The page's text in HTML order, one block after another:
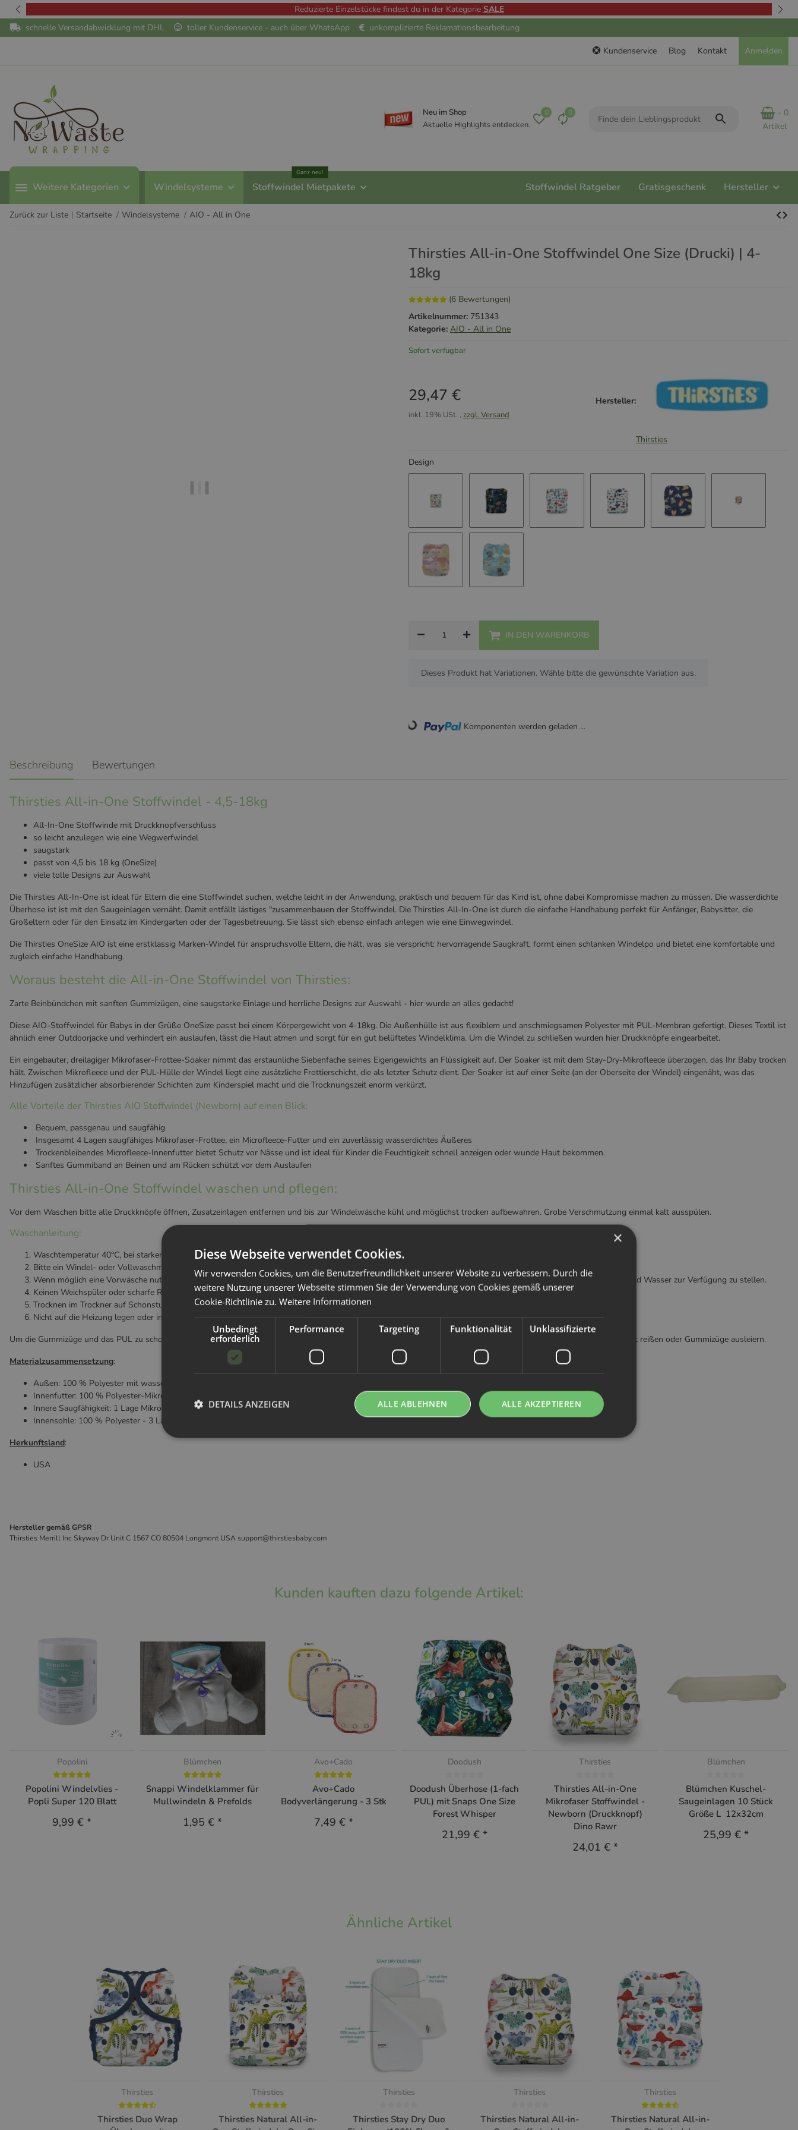
Reduzierte Einzelstücke findest du in der Kategorie SALE
schnelle Versandabwicklung mit DHL
toller Kundenservice - auch über WhatsApp unkomplizierte Reklamationsbearbeitung
Kundenservice Blog Kontakt Anmelden
Neu im Shop
Aktuelle Highlights entdecken.
0 0
- 0
Artikel
Weitere Kategorien Windelsysteme Stoffwindel Mietpakete
Ganz neu!
Stoffwindel Ratgeber Gratisgeschenk Hersteller
Zurück zur Liste Startseite Windelsysteme AIO - All in One
Thirsties All-in-One Stoffwindel One Size (Drucki) | 4-
18kg
(6 Bewertungen)
Artikelnummer: 751343
Kategorie: AIO - All in One
Sofort verfügbar
29,47 €
inkl. 19% USt. , zzgl. Versand
Hersteller:
Thirsties
Design
Dino Rawr Nightlife
IN DEN WARENKORB
x
Dieses Produkt hat Variationen. Wähle bitte die gewünschte Variation aus.
Loading... Komponenten werden geladen ...
Beschreibung Bewertungen
Thirsties All-in-One Stoffwindel - 4,5-18kg
All-In-One Stoffwinde mit Druckknopfverschluss
so leicht anzulegen wie eine Wegwerfwindel
saugstark
passt von 4,5 bis 18 kg (OneSize)
viele tolle Designs zur Auswahl
Die Thirsties All-In-One ist ideal für Eltern die eine Stoffwindel suchen, welche leicht in der Anwendung, praktisch und bequem für das Kind ist, ohne dabei Kompromisse machen zu müssen. Die wasserdichte
Überhose ist ist mit den Saugeinlagen vernäht. Damit entfällt lästiges "zusammenbauen der Stoffwindel. Die Thirsties All-In-One ist durch die einfache Handhabung perfekt für Anfänger, Babysitter, die
Großeltern oder für den Einsatz im Kindergarten oder der Tagesbetreuung. Sie lässt sich ebenso einfach anlegen wie eine Einwegwindel.
Die Thirsties OneSize AIO ist eine erstklassig Marken-Windel für anspruchsvolle Eltern, die hält, was sie verspricht: hervorragende Saugkraft, formt einen schlanken Windelpo und bietet eine komfortable und
zugleich einfache Handhabung.
Woraus besteht die All-in-One Stoffwindel von Thirsties:
Zarte Beinbündchen mit sanften Gummizügen, eine saugstarke Einlage und herrliche Designs zur Auswahl - hier wurde an alles gedacht!
Diese AIO-Stoffwindel für Babys in der Grüße OneSize passt bei einem Körpergewicht von 4-18kg. Die Außenhülle ist aus flexiblem und anschmiegsamen Polyester mit PUL-Membran gefertigt. Dieses Textil ist
ähnlich einer Outdoorjacke und verhindert ein auslaufen, lässt die Haut atmen und sorgt für ein gut belüftetes Windelklima. Um die Windel zu schließen wurden hier Druckknöpfe eingearbeitet.
Ein eingebauter, dreilagiger Mikrofaser-Frottee-Soaker nimmt das erstaunliche Siebenfache seines Eigengewichts an Flüssigkeit auf. Der Soaker ist mit dem Stay-Dry-Mikrofleece überzogen, das Ihr Baby trocken
hält. Zwischen Mikrofleece und der PUL-Hülle der Windel liegt eine zusätzliche Frottierschicht, die als letzter Schutz dient. Der Soaker ist auf einer Seite (an der Oberseite der Windel) eingenäht, was das
Hinzufügen zusätzlicher absorbierender Schichten zum Kinderspiel macht und die Trocknungszeit enorm verkürzt.
Alle Vorteile der Thirsties AIO Stoffwindel (Newborn) auf einen Blick:
Bequem, passgenau und saugfähig
Insgesamt 4 Lagen saugfähiges Mikrofaser-Frottee, ein Microfleece-Futter und ein zuverlässig wasserdichtes Äußeres
Trockenbleibendes Microfleece-Innenfutter bietet Schutz vor Nässe und ist ideal für Kinder die Feuchtigkeit schnell anzeigen oder wunde Haut bekommen.
Sanftes Gummiband an Beinen und am Rücken schützt vor dem Auslaufen
Thirsties All-in-One Stoffwindel waschen und pflegen:
Vor dem Waschen bitte alle Druckknöpfe öffnen, Zusatzeinlagen entfernen und bis zur Windelwäsche kühl und möglichst trocken aufbewahren. Grobe Verschmutzung einmal kalt ausspülen.
Waschanleitung:
Waschtemperatur 40°C, bei starker Verschmutzung 60°C
Bitte ein Windel- oder Vollwaschmittel in Pulverform verwenden
Wenn möglich eine Vorwäsche nutzen um groben Schmutz auszuschwemmen. Hauptwaschgang mit Wasser-PLUS Taste um den saugstarken Windeln ausreichend Wasser zur Verfügung zu stellen.
Keinen Weichspüler oder scharfe Reiniger nutzen. Das schädigt das Textil oder kann die PUL-Membran ablösen.
Trocknen im Trockner auf Schonstufe und niedriger Temperatur, besser auf der Leine trocknen.
Nicht auf die Heizung legen oder in die pralle Sonne hängen.
Um die Gummizüge und das PUL zu schonen sollten Stoffwindeln und PUL-Produkte nicht ausgewrungen werden. Durch das Überdehnen kann die wasserdichte Schicht reißen oder Gummizüge ausleiern.
Materialzusammensetzung:
Außen: 100 % Polyester mit wasserdichter Beschichtung
Innenfutter: 100 % Polyester-Mikrofleece
Innere Saugfähigkeit: 1 Lage Mikrofaser-Frottee
Innensohle: 100 % Polyester - 3 Lagen Mikrofaser-Frottee mit einer Lage Mikrofleece
Herkunftsland:
USA
Hersteller gemäß GPSR
Thirsties Merrill Inc Skyway Dr Unit C 1567 CO 80504 Longmont USA support@thirstiesbaby.com
Kunden kauften dazu folgende Artikel:
Popolini
Popolini Windelvlies -
Popli Super 120 Blatt
9,99 €*
Blümchen
Snappi Windelklammer für
Mullwindeln & Prefolds
1,95 €*
Avo+Cado
Avo+Cado
Bodyverlängerung - 3 Stk
7,49 € *
Doodush
Doodush Überhose (1-fach
PUL) mit Snaps One Size
Forest Whisper
21,99 € *
Thirsties
Thirsties All-in-One
Mikrofaser Stoffwindel -
Newborn (Druckknopf)
Dino Rawr
24,01 € *
Blümchen
Blümchen Kuschel-
Saugeinlagen 10 Stück
Größe L 12x32cm
25,99 €*
Ähnliche Artikel
Thirsties
Thirsties Duo Wrap
Thirsties
Thirsties Natural All-in-
Thirsties
Thirsties Stay Dry Duo
Thirsties
Thirsties Natural All-in-
Thirsties
Thirsties Natural All-in-
×
Diese Webseite verwendet Cookies.
Wir verwenden Cookies, um die Benutzerfreundlichkeit unserer Website zu verbessern. Durch die
weitere Nutzung unserer Webseite stimmen Sie der Verwendung von Cookies gemäß unserer
Cookie-Richtlinie zu. Weitere Informationen
Unbedingt
erforderlich
Performance Targeting Funktionalität Unklassifizierte
ALLE AKZEPTIEREN
ALLE ABLEHNEN
DETAILS ANZEIGEN